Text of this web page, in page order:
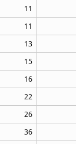
11
11
13
15
16
22
26
36